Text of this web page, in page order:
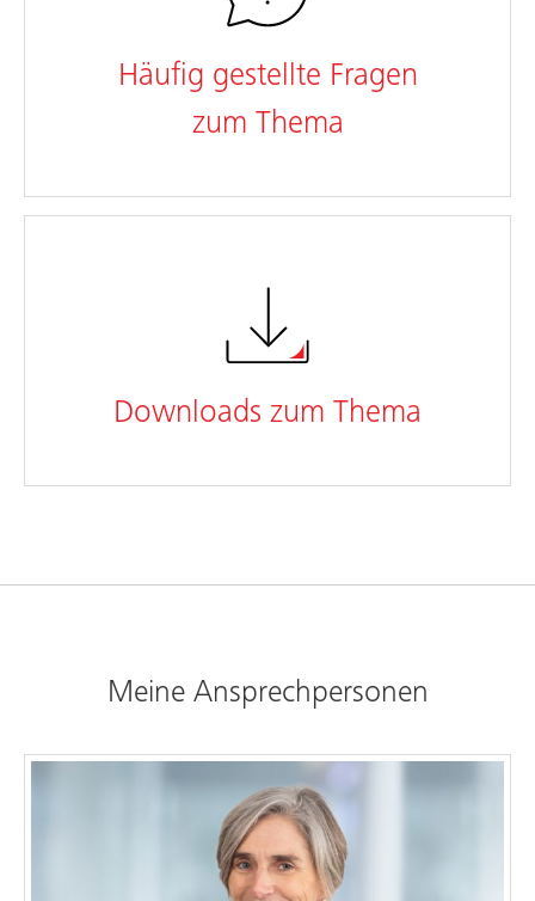
Häufig gestellte Fragen
zum Thema
Downloads zum Thema
Meine Ansprechpersonen